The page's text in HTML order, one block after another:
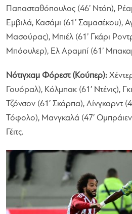
Παπασταθόπουλος (46’ Ντόη),
Εμβιλά, Κασάμι (61’ Σαμασέκου),
Μασούρας), Μπιέλ (61’ Γκάρι
Μπόουλερ), Ελ Αραμπί (61’
Νότιγχαμ Φόρεστ (Κούπερ):
Γουόραλ), Κόλμπακ (61′ Ντένις),
Τζόνσον (61′ Σκάρπα), Λίνγκαρντ
Τόφολο), Μανγκαλά (47′
Γέιτς.